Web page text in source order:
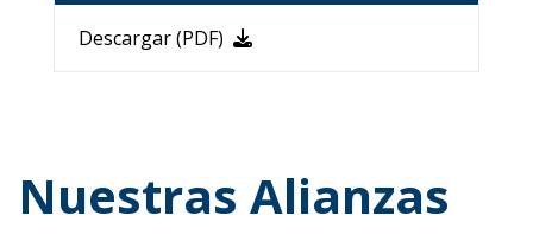
Descargar (PDF)
Nuestras Alianzas